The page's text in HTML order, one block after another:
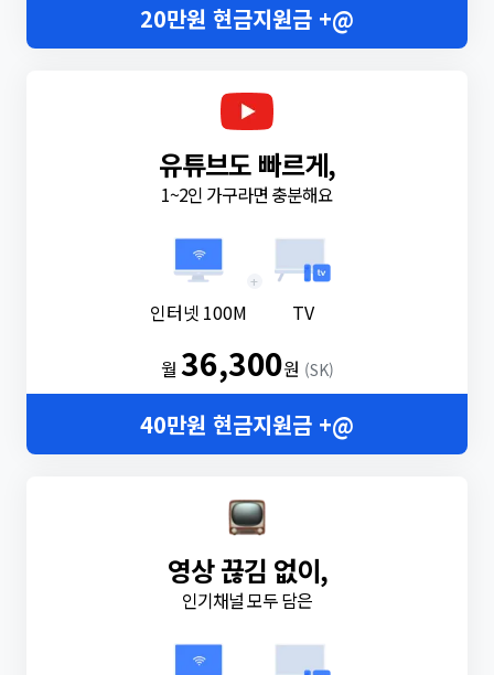
20만원 현금지원금 +@
유튜브도 빠르게,
1~2인 가구라면 충분해요
인터넷 100M
+
TV
월36,300원 (SK)
40만원 현금지원금 +@
영상 끊김 없이,
인기채널 모두 담은